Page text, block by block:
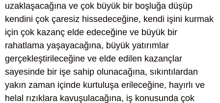
uzaklaşacağına ve çok büyük bir boşluğa düşüp
kendini çok çaresiz hissedeceğine, kendi işini kurmak
için çok kazanç elde edeceğine ve büyük bir
rahatlama yaşayacağına, büyük yatırımlar
gerçekleştirileceğine ve elde edilen kazançlar
sayesinde bir işe sahip olunacağına, sıkıntılardan
yakın zaman içinde kurtuluşa erileceğine, hayırlı ve
helal rızıklara kavuşulacağına, iş konusunda çok